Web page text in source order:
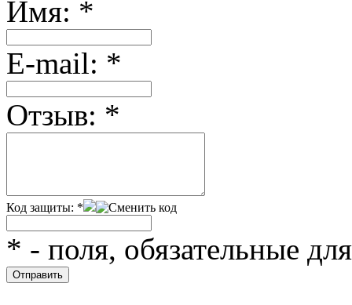
Имя: *
Е-mail: *
Отзыв: *
Код защиты: *
* - поля, обязательные